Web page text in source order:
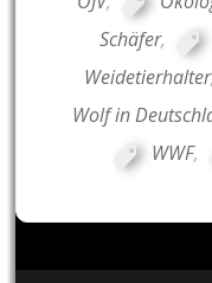
Schäfer,
Weidetierhalter,
Wolf in
WWF,